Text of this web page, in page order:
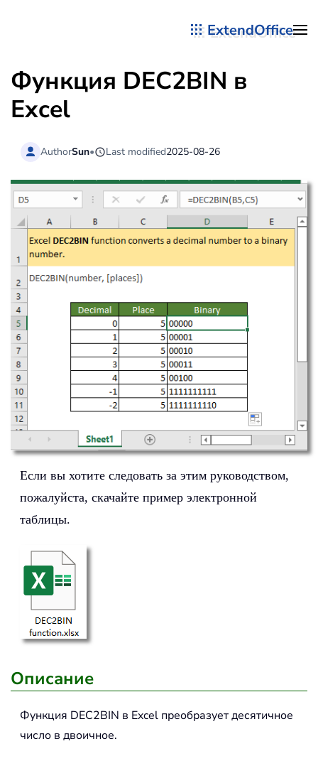
ExtendOffice
Функция DEC2BIN в
Excel
AuthorSun• Last modified2025-08-26
Если вы хотите следовать за этим руководством,
пожалуйста, скачайте пример электронной
таблицы.
Описание
Функция DEC2BIN в Excel преобразует десятичное
число в двоичное.